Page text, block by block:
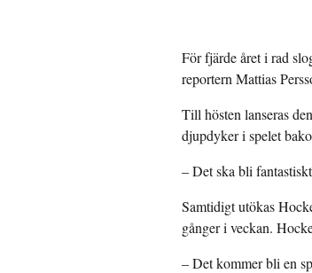
För fjärde året i rad
reportern Mattias
Till hösten lanseras
djupdyker i spelet
– Det ska bli
Samtidigt utökas
gånger i veckan.
– Det kommer bli en